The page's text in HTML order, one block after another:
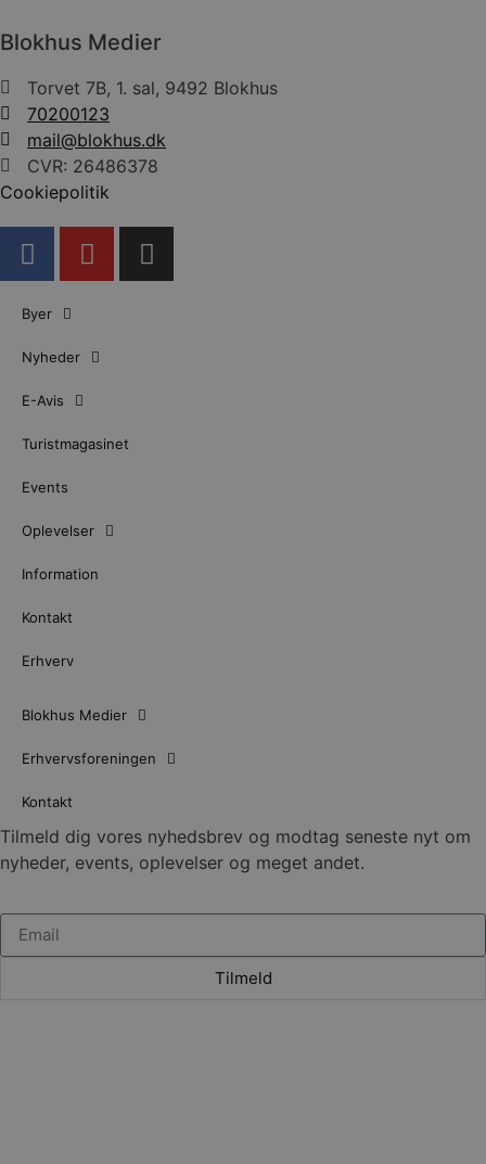
Blokhus Medier
Torvet 7B, 1. sal, 9492 Blokhus
70200123
mail@blokhus.dk
CVR: 26486378
Cookiepolitik
Byer
Nyheder
E-Avis
Turistmagasinet
Events
Oplevelser
Information
Kontakt
Erhverv
Blokhus Medier
Erhvervsforeningen
Kontakt
Tilmeld dig vores nyhedsbrev og modtag seneste nyt om
nyheder, events, oplevelser og meget andet.
Tilmeld